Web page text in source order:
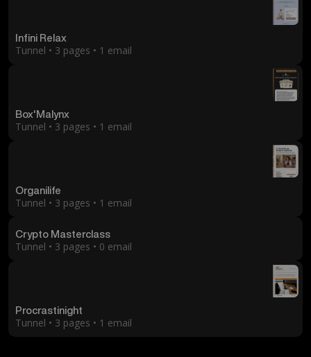
Infini Relax
Tunnel • 3 pages • 1 email
Box'Malynx
Tunnel • 3 pages • 1 email
Organilife
Tunnel • 3 pages • 1 email
Crypto Masterclass
Tunnel • 3 pages • 0 email
Procrastinight
Tunnel • 3 pages • 1 email